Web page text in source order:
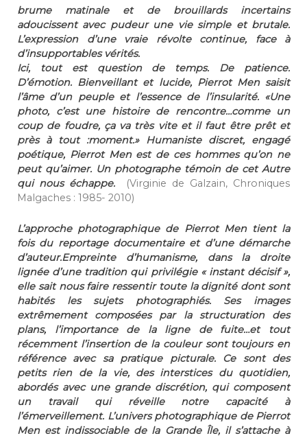
brume matinale et de brouillards incertains
adoucissent avec pudeur une vie simple et brutale.
L’expression d’une vraie révolte continue, face à
d’insupportables vérités.
Ici, tout est question de temps. De patience.
D’émotion. Bienveillant et lucide, Pierrot Men saisit
l’âme d’un peuple et l’essence de l’insularité. «Une
photo, c’est une histoire de rencontre…comme un
coup de foudre, ça va très vite et il faut être prêt et
près à tout :moment.» Humaniste discret, engagé
poétique, Pierrot Men est de ces hommes qu’on ne
peut qu’aimer. Un photographe témoin de cet Autre
qui nous échappe.
(Virginie de Galzain, Chroniques
Malgaches : 1985- 2010)
L’approche photographique de Pierrot Men tient la
fois du reportage documentaire et d’une démarche
d’auteur.Empreinte d’humanisme, dans la droite
lignée d’une tradition qui privilégie « instant décisif »,
elle sait nous faire ressentir toute la dignité dont sont
habités les sujets photographiés. Ses images
extrêmement composées par la structuration des
plans, l’importance de la ligne de fuite…et tout
récemment l’insertion de la couleur sont toujours en
référence avec sa pratique picturale. Ce sont des
petits rien de la vie, des interstices du quotidien,
abordés avec une grande discrétion, qui composent
un travail qui réveille notre capacité à
l’émerveillement. L’univers photographique de Pierrot
Men est indissociable de la Grande Île, il s’attache à